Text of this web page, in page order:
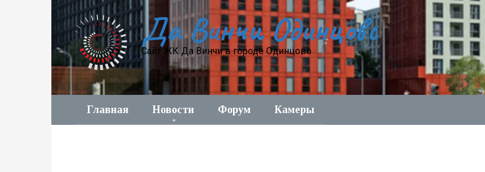
Да Винчи Одинцово
Сайт ЖК Да Винчи в городе Одинцово
Главная Новости Форум Камеры